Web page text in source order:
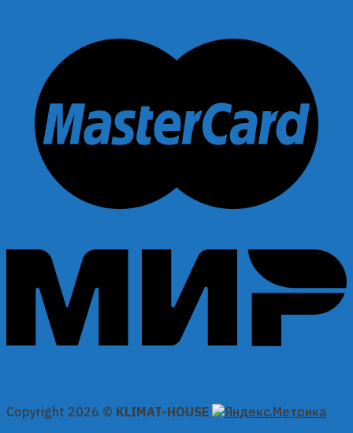
Copyright 2026 © KLIMAT-HOUSE